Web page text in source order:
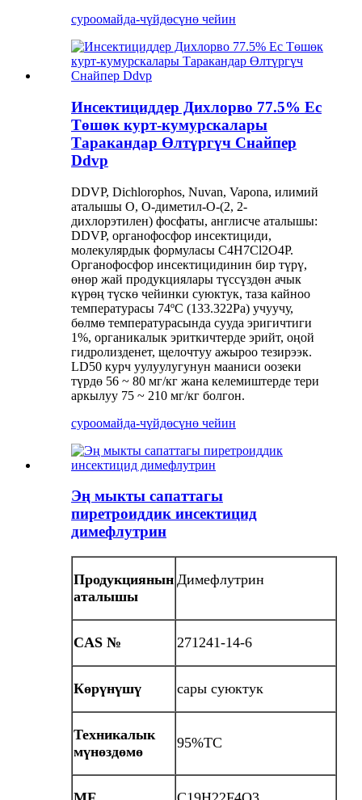
суроомайда-чүйдөсүнө чейин
Инсектициддер Дихлорво 77.5% Ec
Төшөк курт-кумурскалары
Таракандар Өлтүргүч Снайпер
Ddvp
DDVP, Dichlorophos, Nuvan, Vapona, илимий
аталышы O, O-диметил-O-(2, 2-
дихлорэтилен) фосфаты, англисче аталышы:
DDVP, органофосфор инсектициди,
молекулярдык формуласы C4H7Cl2O4P.
Органофосфор инсектицидинин бир түрү,
өнөр жай продукциялары түссүздөн ачык
күрөң түскө чейинки суюктук, таза кайноо
температурасы 74ºC (133.322Pa) учуучу,
бөлмө температурасында сууда эригичтиги
1%, органикалык эриткичтерде эрийт, оңой
гидролизденет, щелочтуу ажыроо тезирээк.
LD50 курч уулуулугунун мааниси оозеки
түрдө 56 ~ 80 мг/кг жана келемиштерде тери
аркылуу 75 ~ 210 мг/кг болгон.
суроомайда-чүйдөсүнө чейин
Эң мыкты сапаттагы
пиретроиддик инсектицид
димефлутрин
Продукциянын
аталышы
Димефлутрин
CAS № 271241-14-6
Көрүнүшү сары суюктук
Техникалык
мүнөздөмө
95%TC